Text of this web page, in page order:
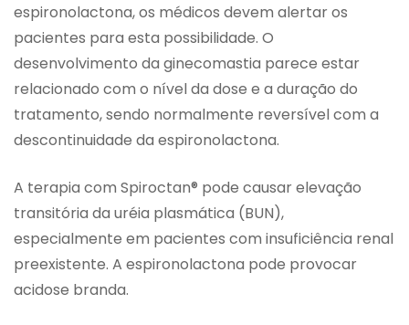
espironolactona, os médicos devem alertar os
pacientes para esta possibilidade. O
desenvolvimento da ginecomastia parece estar
relacionado com o nível da dose e a duração do
tratamento, sendo normalmente reversível com a
descontinuidade da espironolactona.
A terapia com Spiroctan® pode causar elevação
transitória da uréia plasmática (BUN),
especialmente em pacientes com insuficiência renal
preexistente. A espironolactona pode provocar
acidose branda.